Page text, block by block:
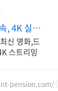
, 4K 실시
신 영화,드
스트리밍
pension.com/